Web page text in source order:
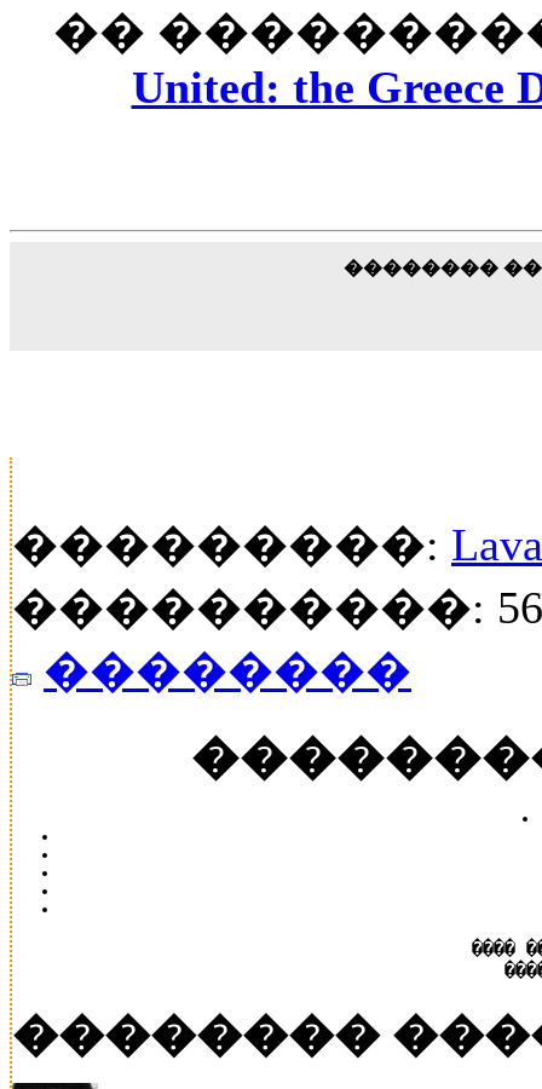
��
United: the Greece
��������
���������:
����������:
��������
����
��������